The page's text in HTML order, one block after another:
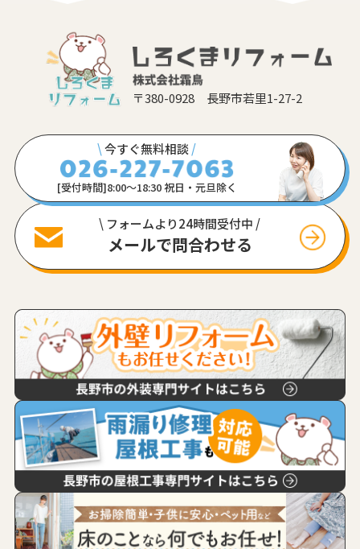
〒380-0928 長野市若里1-27-2
\今すぐ無料相談/
[受付時間]8:00〜18:30 祝日・元旦除く
\ フォームより24時間受付中 /
メールで問合わせる